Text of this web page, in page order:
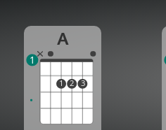
A
1 2 3
1